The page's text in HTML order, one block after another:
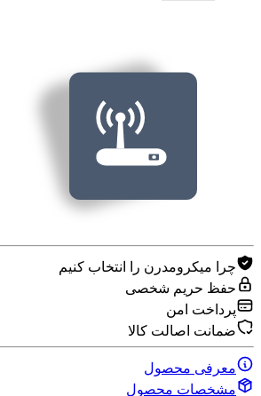
چرا میکرومدرن را انتخاب کنیم
حفظ حریم شخصی
پرداخت امن
ضمانت اصالت کالا
معرفی محصول
مشخصات محصول